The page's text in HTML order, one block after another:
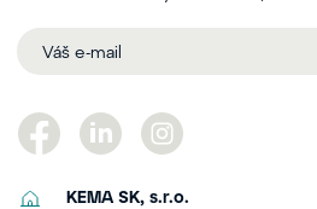
KEMA SK, s.r.o.